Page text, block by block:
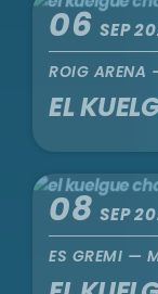
06 SEP
ROIG ARENA
EL
08 SEP
ES GREMI —